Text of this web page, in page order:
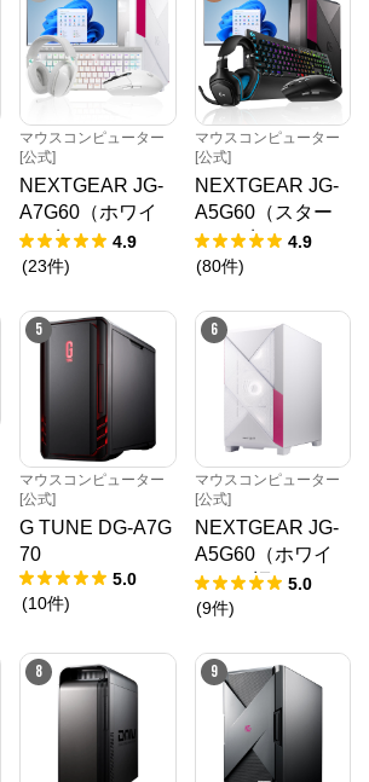
マウスコンピューター
[公式]
NEXTGEAR JG-
A7G60（ホワイ
ト5点セット）
4.9
(23件)
マウスコンピューター
[公式]
NEXTGEAR JG-
A5G60（スター
ター5点セット）
4.9
(80件)
5
マウスコンピューター
[公式]
G TUNE DG-A7G
70
5.0
(10件)
6
マウスコンピューター
[公式]
NEXTGEAR JG-
A5G60（ホワイ
ト）（旧モデル /
販売終了）
5.0
(9件)
8 9